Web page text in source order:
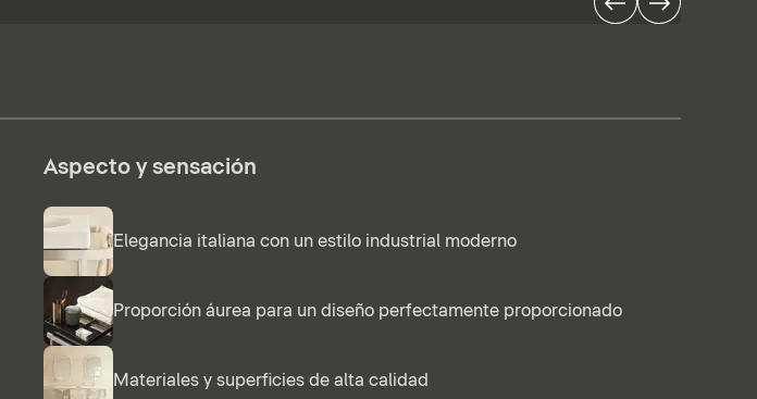
Aspecto y sensación
Elegancia italiana con un estilo industrial moderno
Proporción áurea para un diseño perfectamente proporcionado
Materiales y superficies de alta calidad